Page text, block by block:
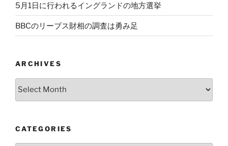
5月1日に行われるイングランドの地方選挙
BBCのリーブス財相の調査は勇み足
ARCHIVES
Archives
CATEGORIES